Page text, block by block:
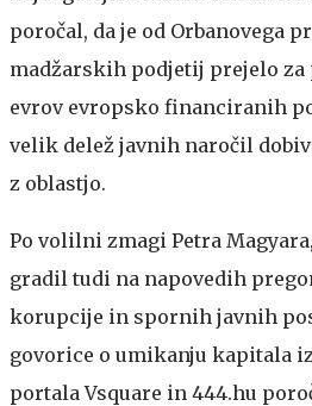
poročal, da je od Orbanovega
madžarskih podjetij prejelo
evrov evropsko financiranih
velik delež javnih naročil
z oblastjo.
Po volilni zmagi Petra
gradil tudi na napovedih
korupcije in spornih javnih
govorice o umikanju kapitala
portala Vsquare in 444.hu